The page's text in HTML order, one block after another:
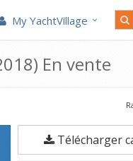
My YachtVillage
En vente
Télécharger